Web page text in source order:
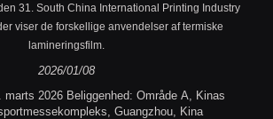
31. South China International Printing Industry
viser de forskellige anvendelser af termiske
lamineringsfilm.
2026/01/08
2026 Beliggenhed: Område A, Kinas
Guangzhou, Kina